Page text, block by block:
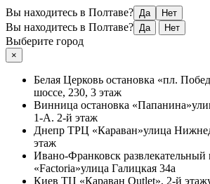
Вы находитесь в Полтаве? Да Нет
Вы находитесь в Полтаве? Да Нет
Выберите город
×
Белая Церковь остановка «пл.
шоссе, 230, 3 этаж
Винница остановка «Папанина»
1-А. 2-й этаж
Днепр ТРЦ «Караван»улица
этаж
Ивано-Франковск развлекательный
«Factoria»улица Галицкая 34а
Киев ТЦ «Караван Outlet», 2-й этаж